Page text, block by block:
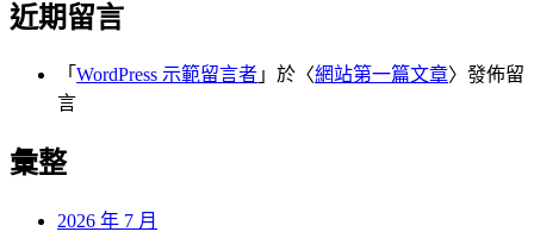
近期留言
「 WordPress 示範留言者 」於〈網站第一篇文章〉發佈留
言
彙整
2026 年 7 月